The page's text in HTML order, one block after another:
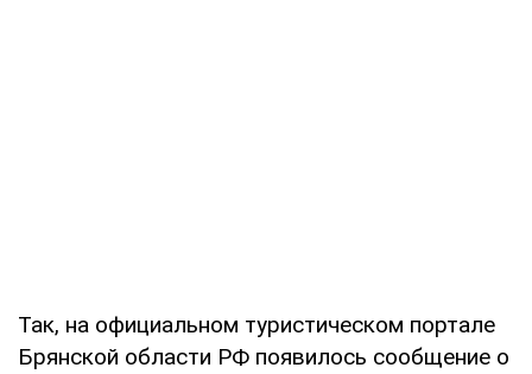
Так, на официальном туристическом портале
Брянской области РФ появилось сообщение о